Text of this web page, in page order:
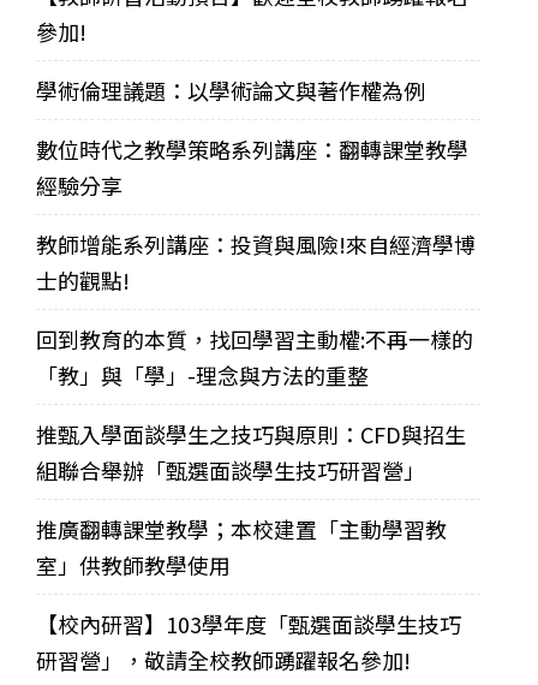
參加!
學術倫理議題：以學術論文與著作權為例
數位時代之教學策略系列講座：翻轉課堂教學
經驗分享
教師增能系列講座：投資與風險!來自經濟學博
士的觀點!
回到教育的本質，找回學習主動權:不再一樣的
「教」與「學」-理念與方法的重整
推甄入學面談學生之技巧與原則：CFD與招生
組聯合舉辦「甄選面談學生技巧研習營」
推廣翻轉課堂教學；本校建置「主動學習教
室」供教師教學使用
【校內研習】103學年度「甄選面談學生技巧
研習營」，敬請全校教師踴躍報名參加!